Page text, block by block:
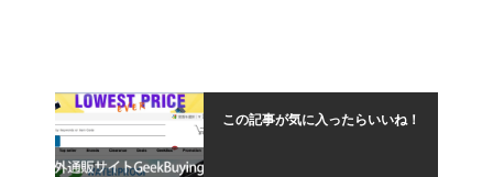
この記事が気に入ったらいいね！